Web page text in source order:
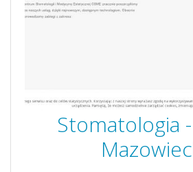
Stomatologia